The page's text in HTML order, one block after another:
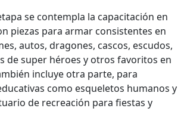
se contempla la capacitación en
piezas para armar consistentes en
autos, dragones, cascos, escudos,
de super héroes y otros favoritos en
incluye otra parte, para
como esqueletos humanos y
de recreación para fiestas y